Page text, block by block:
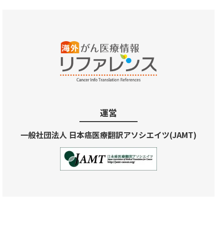
運営
一般社団法人 日本癌医療翻訳アソシエイツ(JAMT)